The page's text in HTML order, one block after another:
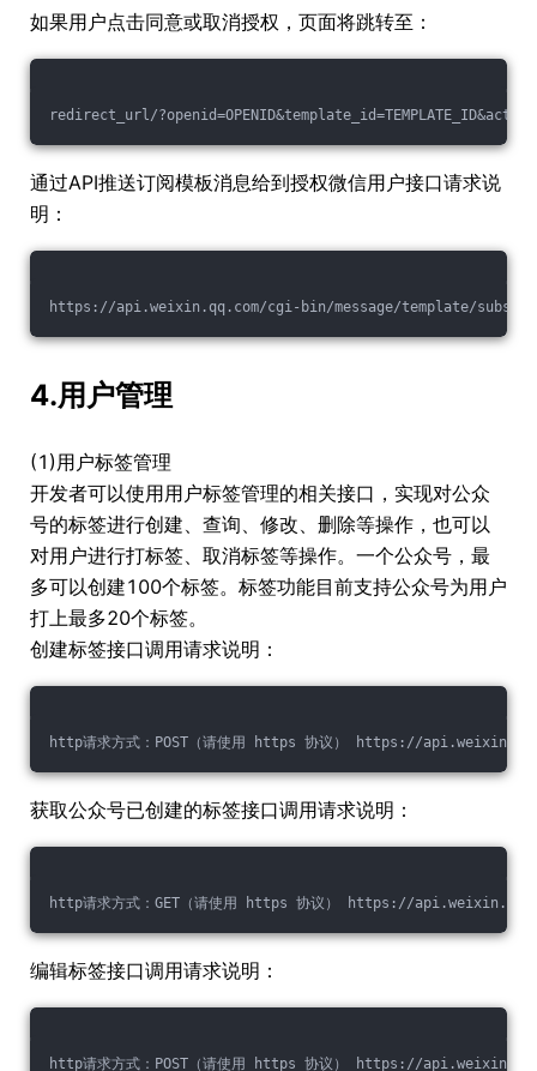
如果用户点击同意或取消授权，页面将跳转至：
redirect_url/
通过API推送订阅模板消息给到授权微信用户接口请求说
明：
https://api.weixin.qq.com/cgi-bin/message/template/
4.用户管理
(1)用户标签管理
开发者可以使用用户标签管理的相关接口，实现对公众
号的标签进行创建、查询、修改、删除等操作，也可以
对用户进行打标签、取消标签等操作。一个公众号，最
多可以创建100个标签。标签功能目前支持公众号为用户
打上最多20个标签。
创建标签接口调用请求说明：
http请求方式：POST（请使用 https 协议） https://
获取公众号已创建的标签接口调用请求说明：
http请求方式：GET（请使用 https 协议） https://
编辑标签接口调用请求说明：
http请求方式：POST（请使用 https 协议） https://